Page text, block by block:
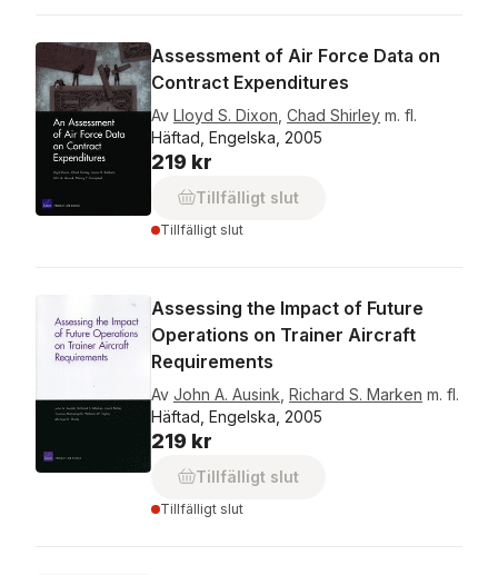
Assessment of Air Force Data on
Contract Expenditures
Av Lloyd S. Dixon Chad Shirley m. fl.
Häftad, Engelska, 2005
219 kr
Tillfälligt slut
Tillfälligt slut
Assessing the Impact of Future
Operations on Trainer Aircraft
Requirements
Av John A. Ausink Richard S. Marken m. fl.
Häftad, Engelska, 2005
219 kr
Tillfälligt slut
Tillfälligt slut